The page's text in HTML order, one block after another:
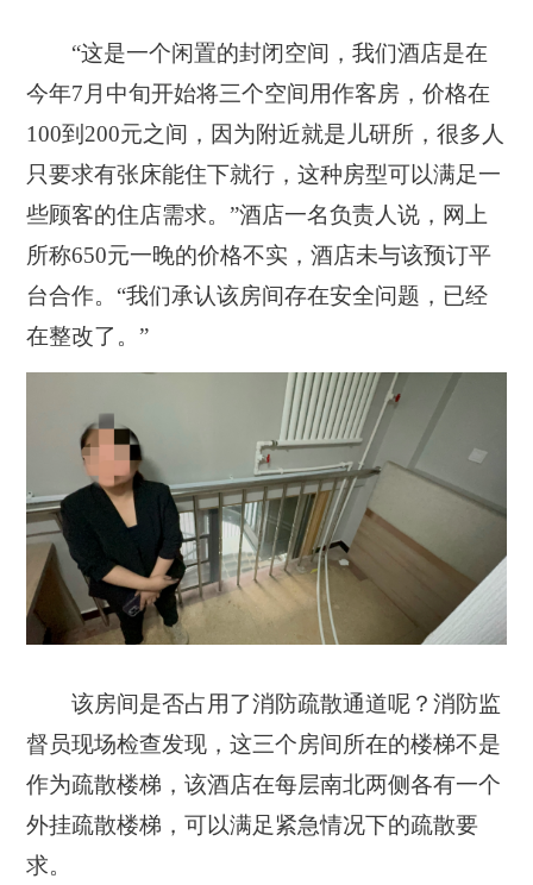
“这是一个闲置的封闭空间，我们酒店是在
今年7月中旬开始将三个空间用作客房，价格在
100到200元之间， 因为附近就是儿研所，很多人
只要求有张床能住下就行，这种房型可以满足一
些顾客的住店需求。”酒店一名负责人说，网上
所称650元一晚的价格不实，酒店未与该预订平
台合作。“我们承认该房间存在安全问题，已经
在整改了。”
该房间是否占用了消防疏散通道呢？消防监
督员现场检查发现，这三个房间所在的楼梯不是
作为疏散楼梯，该酒店在每层南北两侧各有一个
外挂疏散楼梯，可以满足紧急情况下的疏散要
求。